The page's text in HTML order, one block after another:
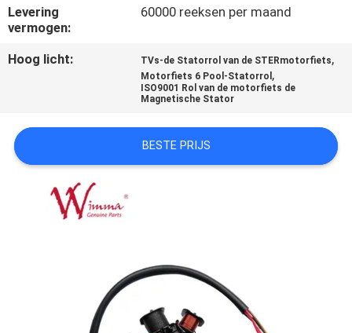
PRIVACYBELEID
Levering
vermogen:
60000 reeksen per maand
Hoog licht: TVs-de Statorrol van de STERmotorfiets,
Motorfiets 6 Pool-Statorrol ,
ISO9001 Rol van de motorfiets de
Magnetische Stator
BESTE PRIJS